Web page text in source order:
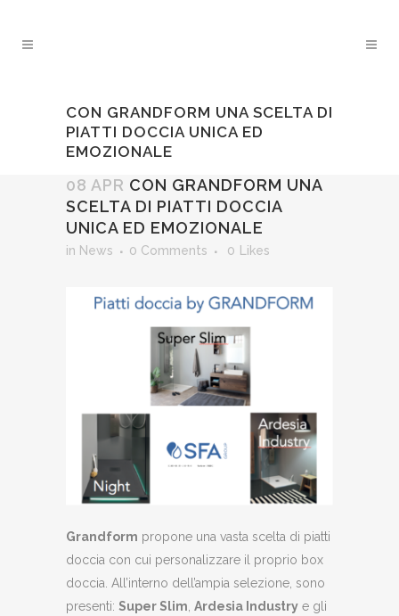
CON GRANDFORM UNA SCELTA DI
PIATTI DOCCIA UNICA ED
EMOZIONALE
08 APR CON GRANDFORM UNA
SCELTA DI PIATTI DOCCIA
UNICA ED EMOZIONALE
in News 0 Comments 0 Likes
Grandform propone una vasta scelta di piatti
doccia con cui personalizzare il proprio box
doccia. All’interno dell’ampia selezione, sono
presenti: Super Slim, Ardesia Industry e gli